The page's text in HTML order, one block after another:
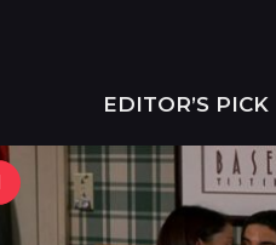
EDITOR’S PICK